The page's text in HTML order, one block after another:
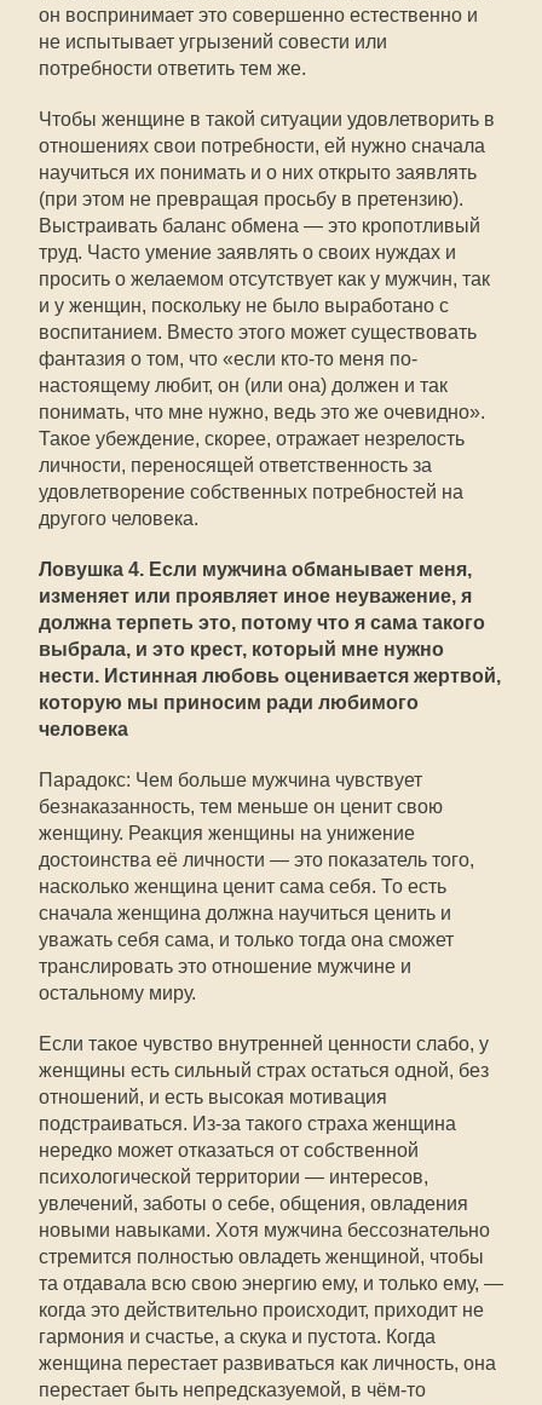
он воспринимает это совершенно естественно и
не испытывает угрызений совести или
потребности ответить тем же.
Чтобы женщине в такой ситуации удовлетворить в
отношениях свои потребности, ей нужно сначала
научиться их понимать и о них открыто заявлять
(при этом не превращая просьбу в претензию).
Выстраивать баланс обмена — это кропотливый
труд. Часто умение заявлять о своих нуждах и
просить о желаемом отсутствует как у мужчин, так
и у женщин, поскольку не было выработано с
воспитанием. Вместо этого может существовать
фантазия о том, что «если кто-то меня по-
настоящему любит, он (или она) должен и так
понимать, что мне нужно, ведь это же очевидно».
Такое убеждение, скорее, отражает незрелость
личности, переносящей ответственность за
удовлетворение собственных потребностей на
другого человека.
Ловушка 4. Если мужчина обманывает меня,
изменяет или проявляет иное неуважение, я
должна терпеть это, потому что я сама такого
выбрала, и это крест, который мне нужно
нести. Истинная любовь оценивается жертвой,
которую мы приносим ради любимого
человека
Парадокс: Чем больше мужчина чувствует
безнаказанность, тем меньше он ценит свою
женщину. Реакция женщины на унижение
достоинства её личности — это показатель того,
насколько женщина ценит сама себя. То есть
сначала женщина должна научиться ценить и
уважать себя сама, и только тогда она сможет
транслировать это отношение мужчине и
остальному миру.
Если такое чувство внутренней ценности слабо, у
женщины есть сильный страх остаться одной, без
отношений, и есть высокая мотивация
подстраиваться. Из-за такого страха женщина
нередко может отказаться от собственной
психологической территории — интересов,
увлечений, заботы о себе, общения, овладения
новыми навыками. Хотя мужчина бессознательно
стремится полностью овладеть женщиной, чтобы
та отдавала всю свою энергию ему, и только ему, —
когда это действительно происходит, приходит не
гармония и счастье, а скука и пустота. Когда
женщина перестает развиваться как личность, она
перестает быть непредсказуемой, в чём-то